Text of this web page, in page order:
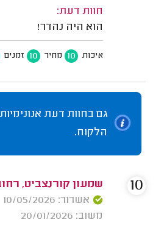
חוות דעת:
הוא היה נהדר!
איכות 10 מחיר 10 זמנים
גם בחוות דעת
הלקוח.
שמעון קורנצביט,
אשרור: 10/05/2026
משוב: 20/01/2026
10